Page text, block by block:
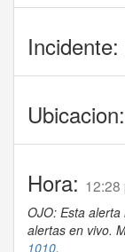
Incidente:
Ubicacion:
Hora: 12:28
OJO: Esta
alertas en vivo.
1010.